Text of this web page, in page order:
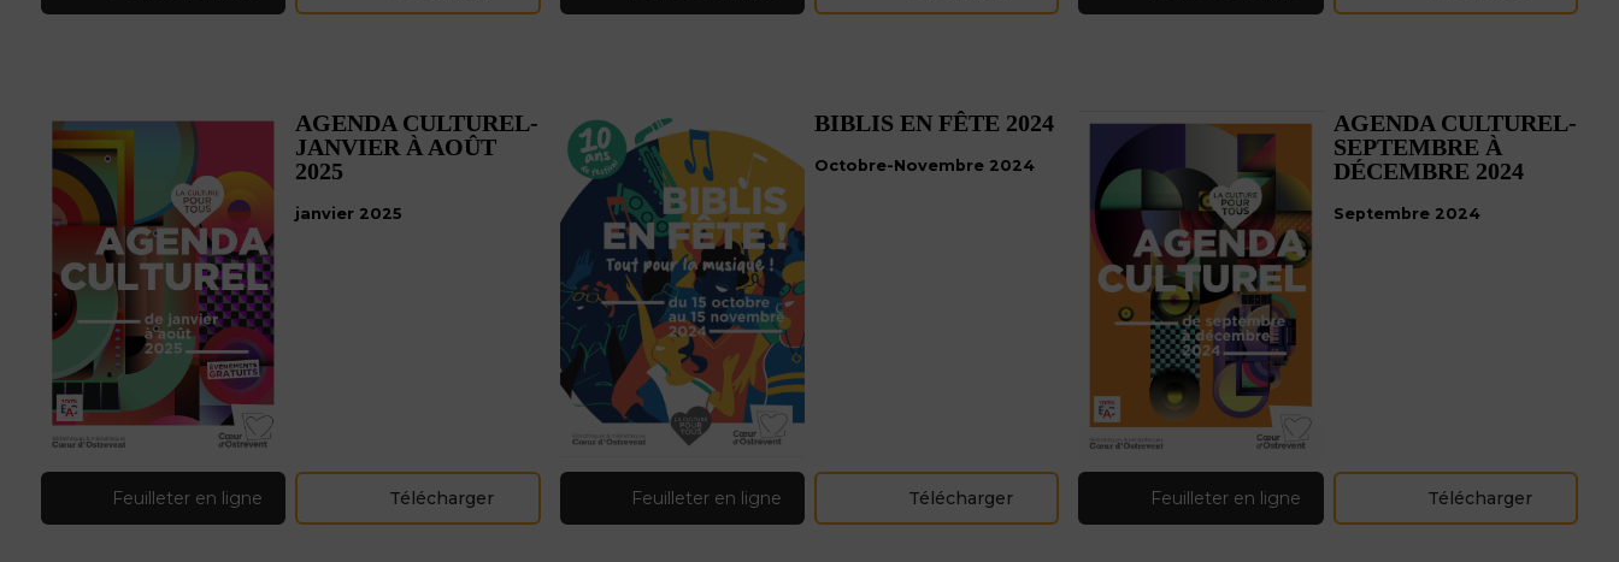
AGENDA CULTUREL-
JANVIER À AOÛT
2025
janvier 2025
Feuilleter en ligne Télécharger
BIBLIS EN FÊTE 2024
Octobre-Novembre 2024
Feuilleter en ligne Télécharger
AGENDA CULTUREL-
SEPTEMBRE À
DÉCEMBRE 2024
Septembre 2024
Feuilleter en ligne Télécharger